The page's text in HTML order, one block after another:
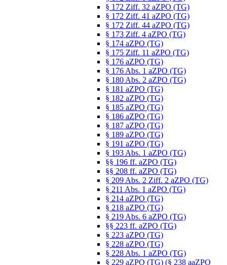
§ 172 Ziff. 32 aZPO (TG)
§ 172 Ziff. 41 aZPO (TG)
§ 172 Ziff. 44 aZPO (TG)
§ 173 Ziff. 4 aZPO (TG)
§ 174 aZPO (TG)
§ 175 Ziff. 11 aZPO (TG)
§ 176 aZPO (TG)
§ 176 Abs. 1 aZPO (TG)
§ 180 Abs. 2 aZPO (TG)
§ 181 aZPO (TG)
§ 182 aZPO (TG)
§ 185 aZPO (TG)
§ 186 aZPO (TG)
§ 187 aZPO (TG)
§ 189 aZPO (TG)
§ 191 aZPO (TG)
§ 193 Abs. 1 aZPO (TG)
§§ 196 ff. aZPO (TG)
§§ 208 ff. aZPO (TG)
§ 209 Abs. 2 Ziff. 2 aZPO (TG)
§ 211 Abs. 1 aZPO (TG)
§ 214 aZPO (TG)
§ 218 aZPO (TG)
§ 219 Abs. 6 aZPO (TG)
§§ 223 ff. aZPO (TG)
§ 223 aZPO (TG)
§ 228 aZPO (TG)
§ 228 Abs. 1 aZPO (TG)
§ 229 aZPO (TG) (§ 238 aaZPO